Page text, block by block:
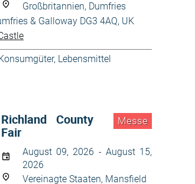
Großbritannien, Dumfries
& Galloway DG3 4AQ, UK
, Lebensmittel
Messe
Richland County
Fair
August 09, 2026 - August 15,
2026
Vereinagte Staaten, Mansfield